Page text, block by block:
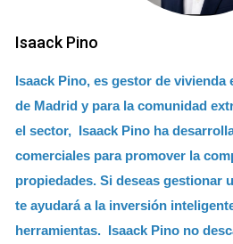
Isaack Pino
Isaack Pino, es gestor de vivienda
de Madrid y para la comunidad
el sector, Isaack Pino ha
comerciales para promover la
propiedades. Si deseas gestionar
te ayudará a la inversión
herramientas. Isaack Pino no